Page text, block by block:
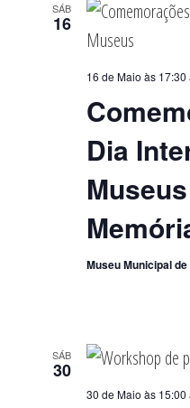
SÁB
16
Dia
16 de Maio às 17:30
Museu Municipal
SÁB
30
30 de Maio às 15:00